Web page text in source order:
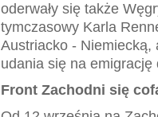
oderwały się także
tymczasowy Karla
Austriacko - Niemiecką,
udania się na emigrację
Front Zachodni się